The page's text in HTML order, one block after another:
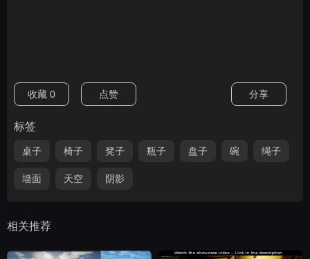
收藏 0 点赞 分享
标签
桌子 椅子 凳子 瓶子 盘子 碗 绳子
墙面 天空 阴影
相关推荐